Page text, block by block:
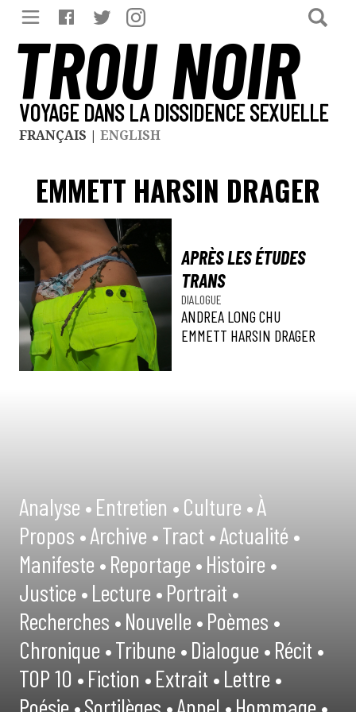
TROU NOIR
VOYAGE DANS LA DISSIDENCE SEXUELLE
FRANÇAIS | ENGLISH
EMMETT HARSIN DRAGER
APRÈS LES ÉTUDES
TRANS
DIALOGUE
ANDREA LONG CHU
EMMETT HARSIN DRAGER
Analyse •Entretien •Culture •À
Propos •Archive •Tract •Actualité •
Manifeste •Reportage •Histoire •
Justice •Lecture •Portrait •
Recherches •Nouvelle •Poèmes •
Chronique •Tribune •Dialogue •Récit •
TOP 10 •Fiction •Extrait •Lettre •